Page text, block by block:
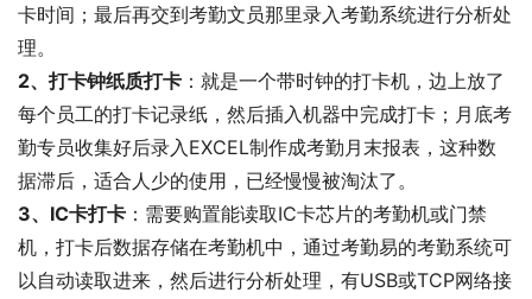
卡时间；最后再交到考勤文员那里录入考勤系统进行分析处
理。
2、打卡钟纸质打卡 ：就是一个带时钟的打卡机，边上放了
每个员工的打卡记录纸，然后插入机器中完成打卡；月底考
勤专员收集好后录入EXCEL制作成考勤月末报表，这种数
据滞后，适合人少的使用，已经慢慢被淘汰了。
3、IC卡打卡 ：需要购置能读取IC卡芯片的考勤机或门禁
机，打卡后数据存储在考勤机中，通过考勤易的考勤系统可
以自动读取进来，然后进行分析处理，有USB或TCP网络接